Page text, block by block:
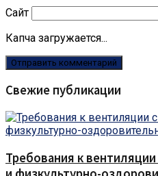
Сайт
Капча загружается...
Свежие публикации
Требования к